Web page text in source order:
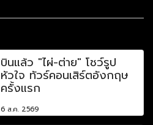
บินแล้ว "ไผ่-ต่าย" โชว์รูป
หัวใจ ทัวร์คอนเสิร์ตอังกฤษ
ครั้งแรก
6 ส.ค. 2569